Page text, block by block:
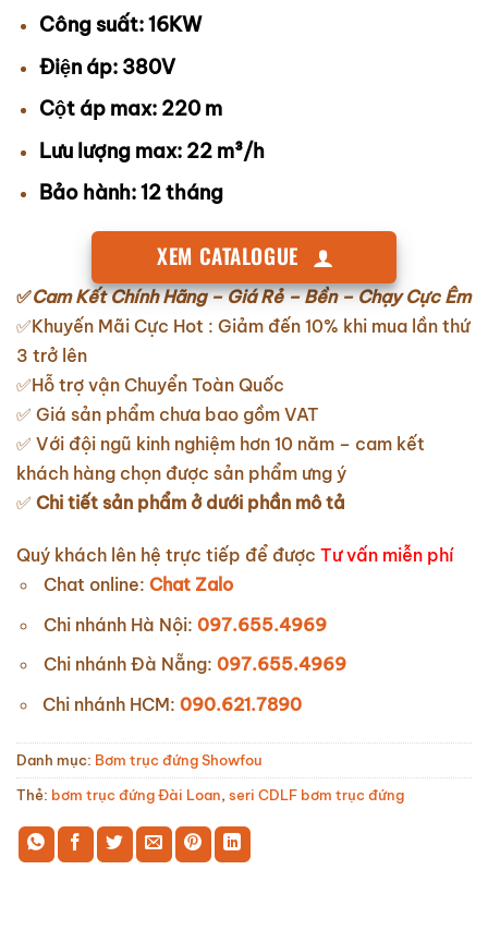
Công suất: 16KW
Điện áp: 380V
Cột áp max: 220 m
Lưu lượng max: 22 m³/h
Bảo hành: 12 tháng
XEM CATALOGUE
✅Cam Kết Chính Hãng – Giá Rẻ – Bền – Chạy Cực Êm
✅Khuyến Mãi Cực Hot : Giảm đến 10% khi mua lần thứ
3 trở lên
✅Hỗ trợ vận Chuyển Toàn Quốc
✅ Giá sản phẩm chưa bao gồm VAT
✅ Với đội ngũ kinh nghiệm hơn 10 năm – cam kết
khách hàng chọn được sản phẩm ưng ý
✅ Chi tiết sản phẩm ở dưới phần mô tả
Quý khách lên hệ trực tiếp để được Tư vấn miễn phí
Chat online: Chat Zalo
Chi nhánh Hà Nội: 097.655.4969
Chi nhánh Đà Nẵng: 097.655.4969
Chi nhánh HCM: 090.621.7890
Danh mục: Bơm trục đứng Showfou
Thẻ: bơm trục đứng Đài Loan, seri CDLF bơm trục đứng